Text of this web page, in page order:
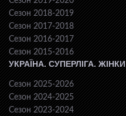
Сезон 2018-2019
Сезон 2017-2018
Сезон 2016-2017
Сезон 2015-2016
УКРАЇНА. СУПЕРЛІГА. ЖІНКИ
Сезон 2025-2026
Сезон 2024-2025
Сезон 2023-2024